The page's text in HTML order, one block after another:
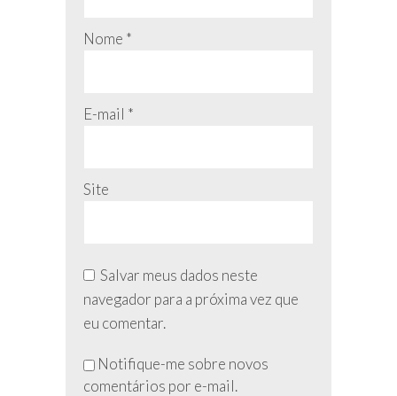
Nome *
E-mail *
Site
Salvar meus dados neste
navegador para a próxima vez que
eu comentar.
Não
preencha
Notifique-me sobre novos
comentários por e-mail.